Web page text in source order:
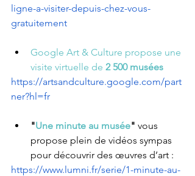
ligne-a-visiter-depuis-chez-vous-
gratuitement
Google Art & Culture propose une
visite virtuelle de 2 500 musées
https://artsandculture.google.com/part
ner?hl=fr
"Une minute au musée" vous
propose plein de vidéos sympas
pour découvrir des œuvres d’art :
https://www.lumni.fr/serie/1-minute-au-